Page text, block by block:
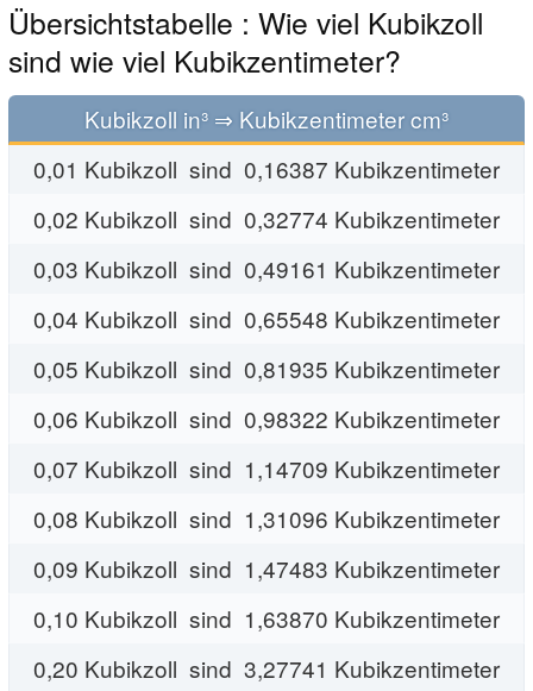
Übersichtstabelle : Wie viel Kubikzoll
sind wie viel Kubikzentimeter?
Kubikzoll in³ ⇒ Kubikzentimeter cm³
0,01 Kubikzoll sind 0,16387 Kubikzentimeter
0,02 Kubikzoll sind 0,32774 Kubikzentimeter
0,03 Kubikzoll sind 0,49161 Kubikzentimeter
0,04 Kubikzoll sind 0,65548 Kubikzentimeter
0,05 Kubikzoll sind 0,81935 Kubikzentimeter
0,06 Kubikzoll sind 0,98322 Kubikzentimeter
0,07 Kubikzoll sind 1,14709 Kubikzentimeter
0,08 Kubikzoll sind 1,31096 Kubikzentimeter
0,09 Kubikzoll sind 1,47483 Kubikzentimeter
0,10 Kubikzoll sind 1,63870 Kubikzentimeter
0,20 Kubikzoll sind 3,27741 Kubikzentimeter